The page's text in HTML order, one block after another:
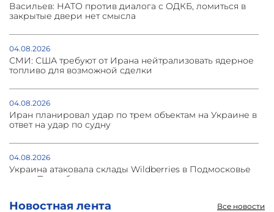
Новостная лента Все новости
Васильев: НАТО против диалога с ОДКБ, ломиться в
закрытые двери нет смысла
04.08.2026
СМИ: США требуют от Ирана нейтрализовать ядерное
топливо для возможной сделки
04.08.2026
Иран планировал удар по трем объектам на Украине в
ответ на удар по судну
04.08.2026
Украина атаковала склады Wildberries в Подмосковье
и под Петербургом